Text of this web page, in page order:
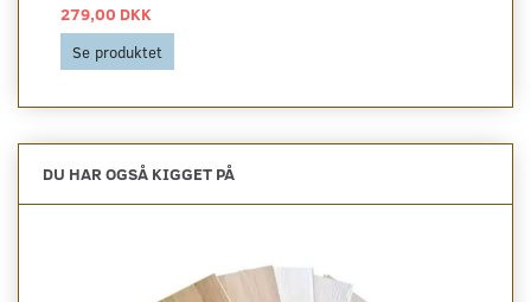
279,00 DKK
Se produktet
DU HAR OGSÅ KIGGET PÅ